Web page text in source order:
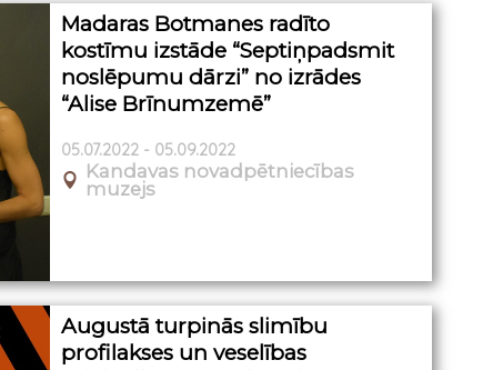
Madaras Botmanes radīto
kostīmu izstāde “Septiņpadsmit
noslēpumu dārzi” no izrādes
“Alise Brīnumzemē”
05.07.2022 - 05.09.2022
Kandavas novadpētniecības
muzejs
Augustā turpinās slimību
profilakses un veselības